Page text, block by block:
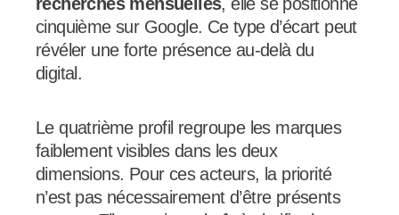
cinquième sur Google. Ce type d’écart peut
révéler une forte présence au-delà du
digital.
Le quatrième profil regroupe les marques
faiblement visibles dans les deux
dimensions. Pour ces acteurs, la priorité
n’est pas nécessairement d’être présents